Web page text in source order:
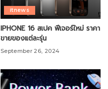
itnews
IPHONE 16 สเปค ฟีเจอร์ใหม่ ราคา
ขายของแต่ละรุ่น
September 26, 2024